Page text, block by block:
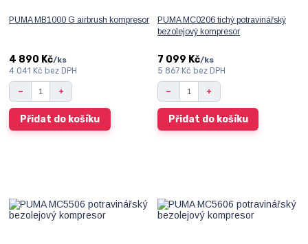
PUMA MB1000 G airbrush kompresor
4 890 Kč/ks
4 041 Kč bez DPH
Přidat do košíku
PUMA MC0206 tichý potravinářský
bezolejový kompresor
7 099 Kč/ks
5 867 Kč bez DPH
Přidat do košíku